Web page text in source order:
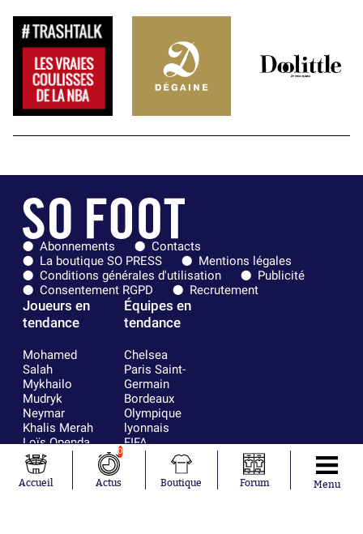
Abonnements
Contacts
La boutique SO PRESS
Mentions légales
Conditions générales d'utilisation
Publicité
Consentement RGPD
Recrutement
Joueurs en
tendance
Mohamed
Salah
Mykhailo
Mudryk
Neymar
Khalis Merah
Loïs Openda
Moussa
Niakhaté
Nicolás
Équipes en
tendance
Chelsea
Paris Saint-
Germain
Bordeaux
Olympique
lyonnais
FIFA
Real Madrid
RC Strasbourg
AC Milan
Accueil
0
Actus Boutique Forum Menu